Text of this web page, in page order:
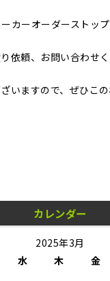
カーオーダーストップ
依頼、お問い合わせく
いますので、ぜひこ
カレンダー
2025年3月
水 木 金